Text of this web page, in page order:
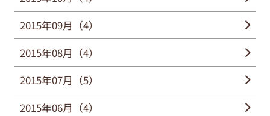
2015年09月（4）
2015年08月（4）
2015年07月（5）
2015年06月（4）